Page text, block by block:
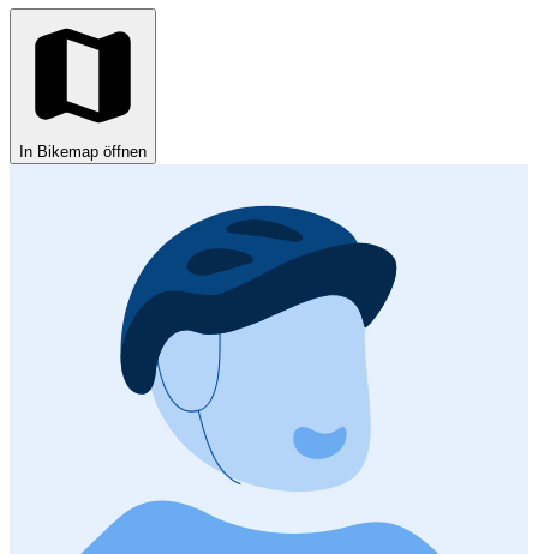
In Bikemap öffnen